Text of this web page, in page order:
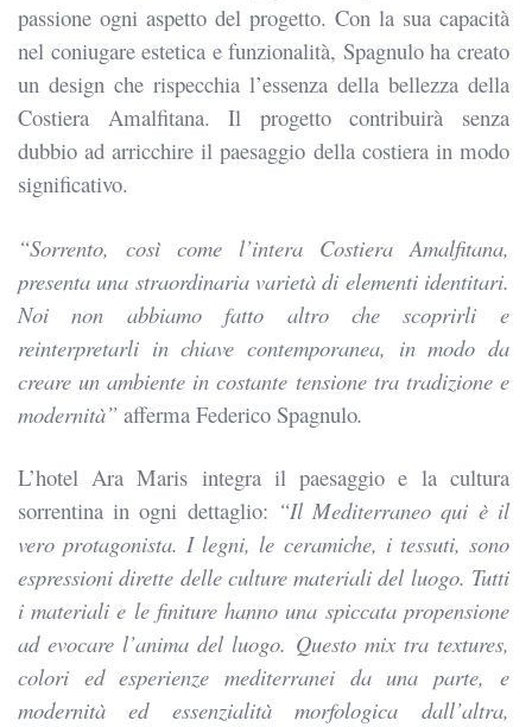
passione ogni aspetto del progetto. Con la sua capacità
nel coniugare estetica e funzionalità, Spagnulo ha creato
un design che rispecchia l’essenza della bellezza della
Costiera Amalfitana. Il progetto contribuirà senza
dubbio ad arricchire il paesaggio della costiera in modo
significativo.
“Sorrento, così come l’intera Costiera Amalfitana,
presenta una straordinaria varietà di elementi identitari.
Noi non abbiamo fatto altro che scoprirli e
reinterpretarli in chiave contemporanea, in modo da
creare un ambiente in costante tensione tra tradizione e
modernità” afferma Federico Spagnulo.
L’hotel Ara Maris integra il paesaggio e la cultura
sorrentina in ogni dettaglio: “Il Mediterraneo qui è il
vero protagonista. I legni, le ceramiche, i tessuti, sono
espressioni dirette delle culture materiali del luogo. Tutti
i materiali e le finiture hanno una spiccata propensione
ad evocare l’anima del luogo. Questo mix tra textures,
colori ed esperienze mediterranei da una parte, e
modernità ed essenzialità morfologica dall’altra,